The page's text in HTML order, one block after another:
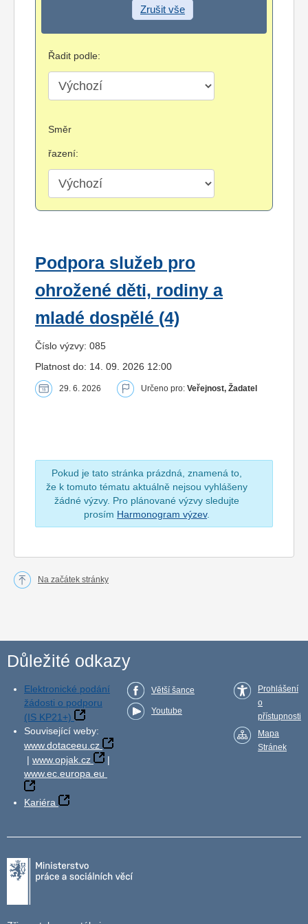
Zrušit vše
Řadit podle:
Směr
řazení:
Podpora služeb pro
ohrožené děti, rodiny a
mladé dospělé (4)
Číslo výzvy: 085
Platnost do: 14. 09. 2026 12:00
29. 6. 2026 Určeno pro: Veřejnost, Žadatel
Pokud je tato stránka prázdná, znamená to,
že k tomuto tématu aktuálně nejsou vyhlášeny
žádné výzvy. Pro plánované výzvy sledujte
prosím Harmonogram výzev.
Na začátek stránky
Důležité odkazy
Elektronické podání
žádosti o podporu
(IS KP21+)
Související weby:
www.dotaceeu.cz
| www.opjak.cz
|
www.ec.europa.eu
Kariéra
Větší šance
Youtube
Prohlášení
o
přístupnosti
Mapa
Stránek